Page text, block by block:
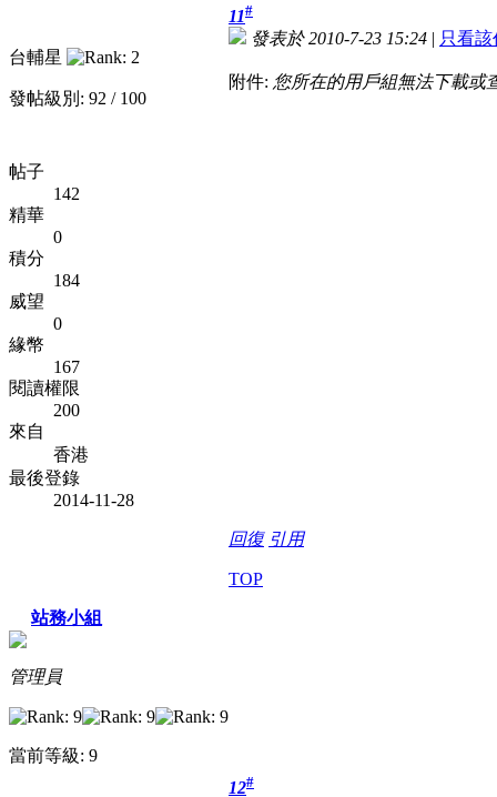
台輔星
發帖級別: 92 / 100
帖子
142
精華
0
積分
184
威望
0
緣幣
167
閱讀權限
200
來自
香港
最後登錄
2014-11-28
11#
發表於 2010-7-23 15:24 | 只看該
附件: 您所在的用戶組無法下載或
回復 引用
TOP
站務小組
管理員
當前等級: 9
12#